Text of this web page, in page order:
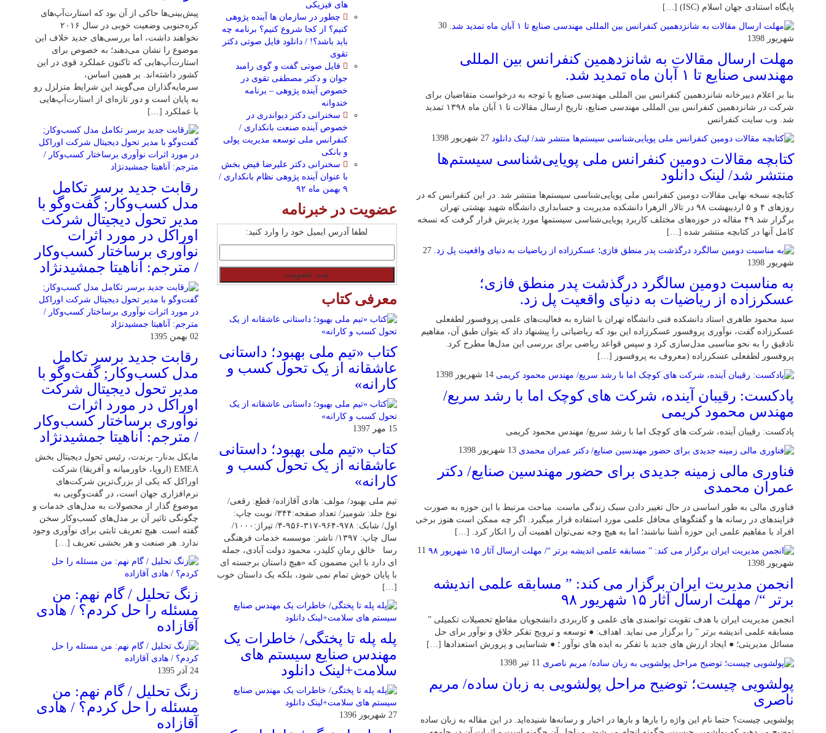
پایگاه استنادی جهان اسلام (ISC) […]
30
شهریور 1398
مهلت ارسال مقالات به شانزدهمین کنفرانس بین المللی
مهندسی صنایع تا ۱ آبان ماه تمدید شد.
بنا بر اعلام دبیرخانه شانزدهمین کنفرانس بین المللی مهندسی صنایع با توجه به درخواست متقاضیان برای
شرکت در شانزدهمین کنفرانس بین المللی مهندسی صنایع، تاریخ ارسال مقالات تا ۱ آبان ماه ۱۳۹۸ تمدید
شد. وب سایت کنفرانس
27 شهریور 1398
کتابچه مقالات دومین کنفرانس ملی پویایی‌شناسی سیستم‌ها
منتشر شد/ لینک دانلود
کتابچه نسخه نهایی مقالات دومین کنفرانس ملی پویایی‌شناسی سیستم‌ها منتشر شد. در این کنفرانس که در
روزهای ۴ و ۵ اردیبهشت ۹۸ در تالار الزهرا دانشکده مدیریت و حسابداری دانشگاه شهید بهشتی تهران
برگزار شد ۴۹ مقاله در حوزه‌های مختلف کاربرد پویایی‌شناسی سیستمها مورد پذیرش قرار گرفت که نسخه
کامل آنها در کتابچه منتشر شده […]
27
شهریور 1398
به مناسبت دومین سالگرد درگذشت پدر منطق فازی؛
عسکرزاده از ریاضیات به دنیای واقعیت پل زد.
سید محمود طاهری استاد دانشکده فنی دانشگاه تهران با اشاره به فعالیت‌های علمی پروفسور لطفعلی
عسکرزاده گفت، نوآوری پروفسور عسکرزاده این بود که ریاضیاتی را پیشنهاد داد که بتوان طبق آن، مفاهیم
نادقیق را به نحو مناسبی مدل­‌سازی کرد و سپس قواعد ریاضی برای بررسی این مدل‌ها مطرح کرد.
پروفسور لطفعلی عسکرزاده (معروف به پروفسور […]
14 شهریور 1398
پادکست: رقیبان آینده، شرکت های کوچک اما با رشد سریع/
مهندس محمود کریمی
پادکست: رقیبان آینده، شرکت های کوچک اما با رشد سریع/ مهندس محمود کریمی
13 شهریور 1398
فناوری مالی زمینه جدیدی برای حضور مهندسین صنایع/ دکتر
عمران محمدی
فناوری مالی به طور اساسی در حال تغییر دادن سبک زندگی ماست. مباحث مرتبط با این حوزه به صورت
فزاینده­ای در رسانه­ ها و گفتگوهای محافل علمی مورد استفاده قرار می­گیرد. اگر چه ممکن است هنوز برخی
افراد با مفاهیم علمی این حوزه آشنا نباشند؛ اما به هیچ وجه نمی‌توان اهمیت آن را انکار کرد. […]
11
شهریور 1398
انجمن مدیریت ایران برگزار می کند: ” مسابقه علمی اندیشه
برتر “/ مهلت ارسال آثار ۱۵ شهریور ۹۸
انجمن مدیریت ایران با هدف تقویت توانمندی های علمی و کاربردی دانشجویان مقاطع تحصیلات تکمیلی ”
مسابقه علمی اندیشه برتر ” را برگزار می نماید. اهداف: ● توسعه و ترویج تفکر خلاق و نوآور برای حل
مسائل مدیریتی؛ ● ایجاد ارزش های جدید با تفکر به ایده های نوآور ؛ ● شناسایی و پرورش استعدادها […]
11 تیر 1398
پولشویی چیست؛ توضیح مراحل پولشویی به زبان ساده/ مریم
ناصری
پولشویی چیست؟‌ حتما نام این واژه را بارها و بارها در اخبار و رسانه‌ها شنیده‌اید. در این مقاله به زبان ساده
های فیزیکی
چطور در سازمان ها آینده پژوهی
کنیم؟ از کجا شروع کنیم؟ برنامه چه
باید باشد؟! / دانلود فایل صوتی دکتر
تقوی
فایل صوتی گفت و گوی رامبد
جوان و دکتر مصطفی تقوی در
خصوص آینده پژوهی – برنامه
خندوانه
سخنرانی دکتر دیواندری در
خصوص آینده صنعت بانکداری /
کنفرانس ملی توسعه مدیریت پولی
و بانکی
سخنرانی دکتر علیرضا فیض بخش
با عنوان آینده پژوهی نظام بانکداری /
۹ بهمن ماه ۹۲
عضویت در خبرنامه
لطفا آدرس ایمیل خود را وارد کنید:
معرفی کتاب
کتاب «تیم ملی بهبود؛ داستانی
عاشقانه از یک تحول کسب و
کارانه»
15 مهر 1397
کتاب «تیم ملی بهبود؛ داستانی
عاشقانه از یک تحول کسب و
کارانه»
تیم ملی بهبود/ مولف: هادی آقازاده/ قطع: رقعی/
نوع جلد: شومیز/ تعداد صفحه:۳۴۴/ نوبت چاپ:
اول/ شابک: ۹۷۸-۹۶۴-۳۱۷-۹۵۶-۴/ تیراژ:۱۰۰۰/
سال چاپ: ۱۳۹۷/ ناشر: موسسه خدمات فرهنگی
رسا خالق رمانِ کلیدر، محمود دولت آبادی، جمله
ای دارد با این مضمون که «هیچ داستان برجسته ای
با پایان خوش تمام نمی شود، بلکه یک داستان خوب
[…]
پله پله تا پختگی/ خاطرات یک
مهندس صنایع سیستم های
سلامت+لینک دانلود
27 شهریور 1396
پیش‌بینی‌ها حاکی از آن بود که استارت‌آپ‌های
کره‌جنوبی وضعیت خوبی در سال ۲۰۱۶
نخواهند داشت، اما بررسی‌های جدید خلاف این
موضوع را نشان می‌دهند؛ به خصوص برای
استارت‌آپ‌هایی که تاکنون عملکرد قوی در این
کشور داشته‌اند. بر همین اساس،
سرمایه‌گذاران می‌گویند این شرایط متزلزل رو
به پایان است و دور تازه‌ای از استارت‌آپ‌هایی
با عملکرد […]
رقابت جدید برسر تکامل
مدل کسب‌و‌کار; گفت‌وگو با
مدیر تحول دیجیتال شرکت
اوراکل در مورد اثرات
نوآوری برساختار کسب‌وکار
/ مترجم: آناهیتا جمشیدنژاد
02 بهمن 1395
رقابت جدید برسر تکامل
مدل کسب‌و‌کار; گفت‌وگو با
مدیر تحول دیجیتال شرکت
اوراکل در مورد اثرات
نوآوری برساختار کسب‌وکار
/ مترجم: آناهیتا جمشیدنژاد
مایکل بدنار- برندت، رئیس تحول دیجیتال بخش
EMEA (اروپا، خاورمیانه و آفریقا) شرکت
اوراکل که یکی از بزرگ‌ترین شرکت‌های
نرم‌افزاری جهان است، در گفت‌وگویی به
موضوع گذار از محصولات به مدل‌های خدمات و
چگونگی تاثیر آن بر مدل‌های کسب‌و‌کار سخن
گفته است. هیچ تعریف ثابتی برای نوآوری وجود
ندارد. هر صنعت و هر بخشی تعریف […]
زنگ تحلیل / گام نهم: من
مسئله را حل کردم؟ / هادی
آقازاده
24 آذر 1395
زنگ تحلیل / گام نهم: من
مسئله را حل کردم؟ / هادی
آقازاده